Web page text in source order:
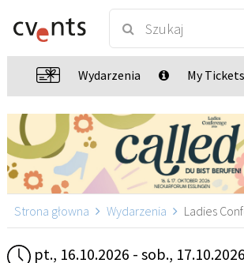
Wydarzenia My Tickets
Strona głowna Wydarzenia Ladies
pt., 16.10.2026 - sob., 17.10.2026